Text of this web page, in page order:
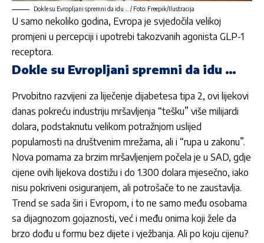
Dokle su Evropljani spremni da idu … / Foto: Freepik/Ilustracija
U samo nekoliko godina, Evropa je svjedočila velikoj
promjeni u percepciji i upotrebi takozvanih agonista GLP-1
receptora.
Dokle su Evropljani spremni da idu …
Prvobitno razvijeni za liječenje dijabetesa tipa 2, ovi lijekovi
danas pokreću industriju mršavljenja “tešku” više milijardi
dolara, podstaknutu velikom potražnjom uslijed
popularnosti na društvenim mrežama, ali i “rupa u zakonu”.
Nova pomama za brzim mršavljenjem počela je u SAD, gdje
cijene ovih lijekova dostižu i do 1.300 dolara mjesečno, iako
nisu pokriveni osiguranjem, ali potrošače to ne zaustavlja.
Trend se sada širi i Evropom, i to ne samo među osobama
sa dijagnozom gojaznosti, već i među onima koji žele da
brzo dođu u formu bez dijete i vježbanja. Ali po koju cijenu?